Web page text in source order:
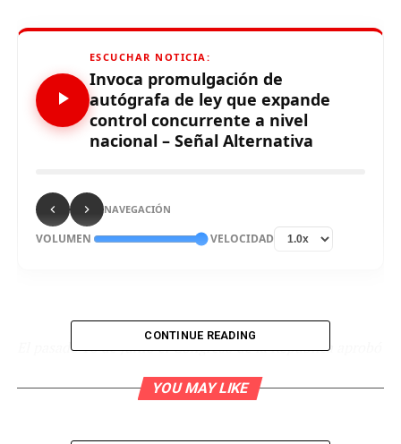
ESCUCHAR NOTICIA:
Invoca promulgación de
autógrafa de ley que expande
control concurrente a nivel
nacional – Señal Alternativa
NAVEGACIÓN
VOLUMEN VELOCIDAD
El pasado 16 de junio el Congreso de la República aprobó
nacional la aplicación del control concurrente.
CONTINUE READING
YOU MAY LIKE